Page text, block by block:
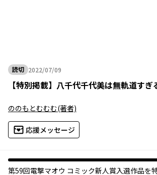
読切 2022/07/09
2022年07月09日
【特別掲載】 八千代千代美は無軌道すぎ
ののもとむむむ(著者)
応援メッセージ
第59回電撃マオウ コミック新人賞入選作品を